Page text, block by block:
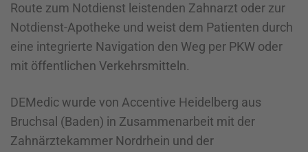
Route zum Notdienst leistenden Zahnarzt oder zur
Notdienst-Apotheke und weist dem Patienten durch
eine integrierte Navigation den Weg per PKW oder
mit öffentlichen Verkehrsmitteln.
DEMedic wurde von Accentive Heidelberg aus
Bruchsal (Baden) in Zusammenarbeit mit der
Zahnärztekammer Nordrhein und der